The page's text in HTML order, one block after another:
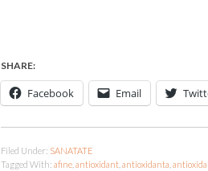
SHARE:
Facebook Email
Filed Under: SANATATE
Tagged With: afine antioxidant antioxidanta